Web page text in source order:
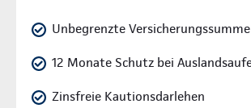
Unbegrenzte
12 Monate Schutz bei
Zinsfreie Kautionsdarlehen